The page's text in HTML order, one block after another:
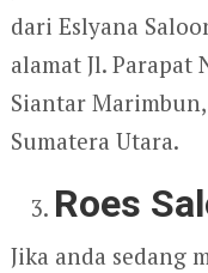
dari Eslyana
alamat Jl. Parapat
Siantar
Sumatera Utara.
Roes
Jika anda sedang